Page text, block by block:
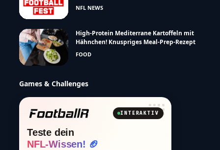
NFL NEWS
High-Protein Mediterrane Kartoffeln mit
Hähnchen! Knuspriges Meal-Prep-Rezept
FOOD
Games & Challenges
INTERAKTIV
Teste dein
NFL-Wissen! 🏈